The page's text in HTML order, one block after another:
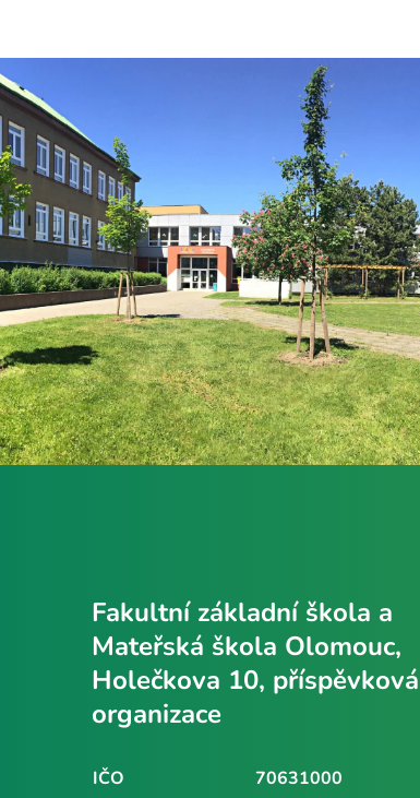
Fakultní základní škola a
Mateřská škola Olomouc,
Holečkova 10, příspěvková
organizace
IČO
70631000